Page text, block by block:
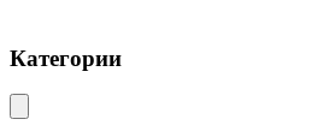
Категории